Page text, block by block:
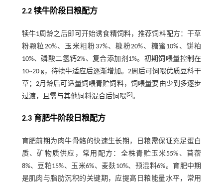
2.2 犊牛阶段日粮配方
犊牛1周龄之后即可开始诱食精饲料，推荐饲料配方：干草
粉颗粒20%、玉米粗粉37%、糠粉20%、糖蜜10%、饼粕
10%、磷酸二氢钙2%、复合添加剂1%。初期饲喂量控制在
10~20 g，待犊牛适应后逐渐增加。2周后可饲喂优质豆科干
草；2月龄后可适量饲喂青贮饲料，饲喂量要由少到多逐步
过渡，且需与其他饲料混合后饲喂[5]。
2.3 育肥牛阶段日粮配方
育肥前期为肉牛骨骼的快速生长期，日粮需保证充足蛋白
质、矿物质供应，常用配方：全株青贮玉米55%、苜蓿
8%、豆粕15%、玉米6%、麦麸10%、预混料6%。育肥中期
是肌肉与脂肪沉积的关键期，应提高日粮能量水平，常用